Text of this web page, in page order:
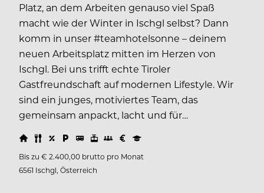
Platz, an dem Arbeiten genauso viel Spaß
macht wie der Winter in Ischgl selbst? Dann
komm in unser #teamhotelsonne – deinem
neuen Arbeitsplatz mitten im Herzen von
Ischgl. Bei uns trifft echte Tiroler
Gastfreundschaft auf modernen Lifestyle. Wir
sind ein junges, motiviertes Team, das
gemeinsam anpackt, lacht und für…
Bis zu € 2.400,00 brutto pro Monat
6561 Ischgl, Österreich